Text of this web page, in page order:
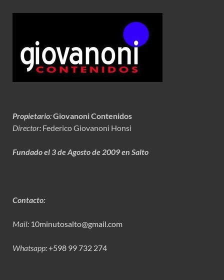
Propietario:Giovanoni Contenidos
Director: Federico Giovanoni Honsi
Fundado el 3 de Agosto de 2009 en Salto
Contacto:
Mail: 10minutosalto@gmail.com
Whatsapp:+598 99 732 274